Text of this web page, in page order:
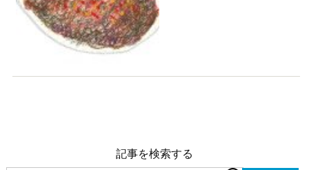
記事を検索する